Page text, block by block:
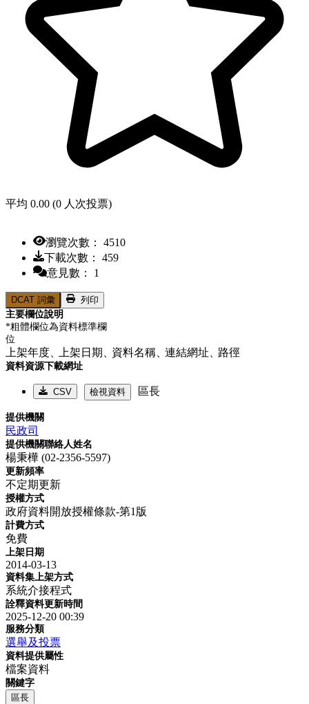
平均 0.00 (0 人次投票)
瀏覽次數： 4510
下載次數： 459
意見數： 1
DCAT 詞彙
列印
主要欄位說明
*粗體欄位為資料標準欄
位
上架年度、 上架日期、資料名稱、連結網址、路徑
資料資源下載網址
CSV 檢視資料 區長
提供機關
民政司
提供機關聯絡人姓名
楊秉樺 (02-2356-5597)
更新頻率
不定期更新
授權方式
政府資料開放授權條款-第1版
計費方式
免費
上架日期
2014-03-13
資料集上架方式
系統介接程式
詮釋資料更新時間
2025-12-20 00:39
服務分類
選舉及投票
資料提供屬性
檔案資料
關鍵字
區長